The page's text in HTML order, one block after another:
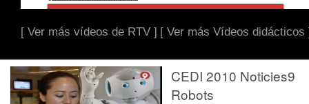
[ Ver más vídeos de RTV ] [ Ver más Vídeos didácticos
CEDI 2010 Noticies9
Robots